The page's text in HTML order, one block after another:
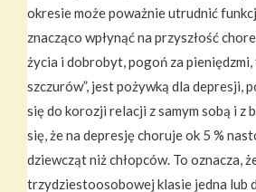
okresie może poważnie utrudnić
znacząco wpłynąć na przyszłość
życia i dobrobyt, pogoń za pieniędzmi,
szczurów”, jest pożywką dla depresji,
się do korozji relacji z samym sobą i z
się, że na depresję choruje ok 5 %
dziewcząt niż chłopców. To oznacza,
trzydziestoosobowej klasie jedna lub